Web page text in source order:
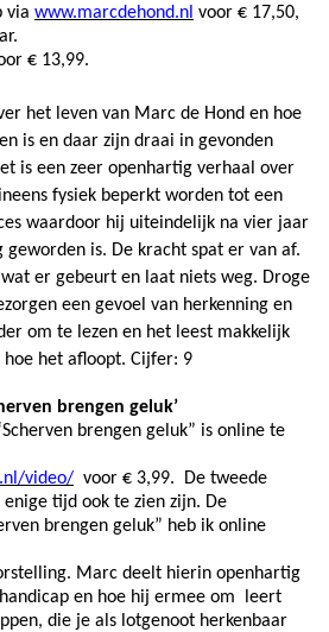
via www.marcdehond.nl voor € 17,50,
€ 13,99.
het leven van Marc de Hond en hoe
is en daar zijn draai in gevonden
is een zeer openhartig verhaal over
fysiek beperkt worden tot een
waardoor hij uiteindelijk na vier jaar
geworden is. De kracht spat er van af.
er gebeurt en laat niets weg. Droge
een gevoel van herkenning en
om te lezen en het leest makkelijk
het afloopt. Cijfer: 9
brengen geluk’
brengen geluk” is online te
video/ voor € 3,99. De tweede
tijd ook te zien zijn. De
brengen geluk” heb ik online
Marc deelt hierin openhartig
en hoe hij ermee om leert
die je als lotgenoot herkenbaar